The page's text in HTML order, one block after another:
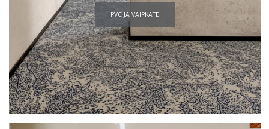
PVC JA VAIPKATE